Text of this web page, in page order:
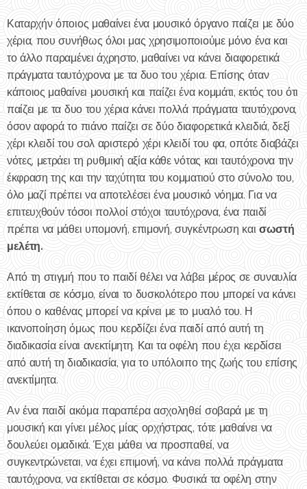
Καταρχήν όποιος μαθαίνει ένα μουσικό όργανο παίζει με δύο
χέρια, που συνήθως όλοι μας χρησιμοποιούμε μόνο ένα και
το άλλο παραμένει άχρηστο, μαθαίνει να κάνει διαφορετικά
πράγματα ταυτόχρονα με τα δυο του χέρια. Επίσης όταν
κάποιος μαθαίνει μουσική και παίζει ένα κομμάτι, εκτός του ότι
παίζει με τα δυο του χέρια κάνει πολλά πράγματα ταυτόχρονα,
όσον αφορά το πιάνο παίζει σε δύο διαφορετικά κλειδιά, δεξί
χέρι κλειδί του σολ αριστερό χέρι κλειδί του φα, οπότε διαβάζει
νότες, μετράει τη ρυθμική αξία κάθε νότας και ταυτόχρονα την
έκφραση της και την ταχύτητα του κομματιού στο σύνολο του,
όλο μαζί πρέπει να αποτελέσει ένα μουσικό νόημα. Για να
επιτευχθούν τόσοι πολλοί στόχοι ταυτόχρονα, ένα παιδί
πρέπει να μάθει υπομονή, επιμονή, συγκέντρωση και σωστή
μελέτη.
Από τη στιγμή που το παιδί θέλει να λάβει μέρος σε συναυλία
εκτίθεται σε κόσμο, είναι το δυσκολότερο που μπορεί να κάνει
όπου ο καθένας μπορεί να κρίνει με το μυαλό του. Η
ικανοποίηση όμως που κερδίζει ένα παιδί από αυτή τη
διαδικασία είναι ανεκτίμητη. Και τα οφέλη που έχει κερδίσει
από αυτή τη διαδικασία, για το υπόλοιπο της ζωής του επίσης
ανεκτίμητα.
Αν ένα παιδί ακόμα παραπέρα ασχοληθεί σοβαρά με τη
μουσική και γίνει μέλος μίας ορχήστρας, τότε μαθαίνει να
δουλεύει ομαδικά. Έχει μάθει να προσπαθεί, να
συγκεντρώνεται, να έχει επιμονή, να κάνει πολλά πράγματα
ταυτόχρονα, να εκτίθεται σε κόσμο. Φυσικά τα οφέλη στην